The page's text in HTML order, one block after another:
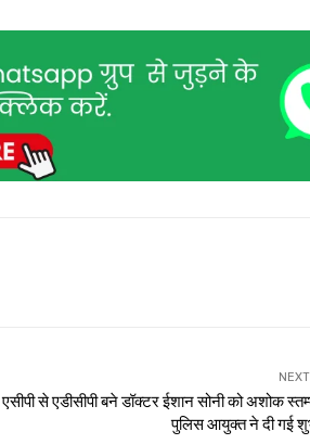
एसीपी से एडीसीपी बने डॉक्टर ईशान सोनी को अशोक
पुलिस आयुक्त ने दी गई